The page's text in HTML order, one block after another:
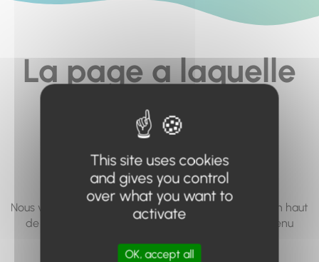
La page a laquelle
vous cherchez à
accéder n'existe
pas... ou plus.
Nous vous invitons à utiliser le moteur de recherche en haut
de page, ou à utiliser le menu pour trouver le contenu
This site uses cookies
and gives you control
over what you want to
activate
OK, accept all